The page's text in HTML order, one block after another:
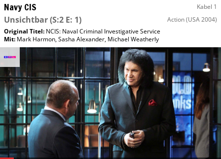
Navy CIS Kabel 1
Unsichtbar(S:2 E: 1) Action(USA 2004)
Original Titel: NCIS: Naval Criminal Investigative Service
Mit: Mark Harmon,Sasha Alexander, Michael Weatherly